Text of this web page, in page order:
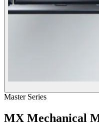
Master Series
MX Mechanical